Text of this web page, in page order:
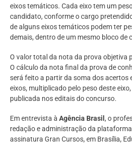
eixos temáticos. Cada eixo tem um
candidato, conforme o cargo
de alguns eixos temáticos podem ter
demais, dentro de um mesmo bloco de
O valor total da nota da prova objetiva
O cálculo da nota final da prova de
será feito a partir da soma dos acertos
eixos, multiplicado pelo peso deste
publicada nos editais do concurso.
Em entrevista à Agência Brasil , o
redação e administração da
assinatura Gran Cursos, em Brasília,